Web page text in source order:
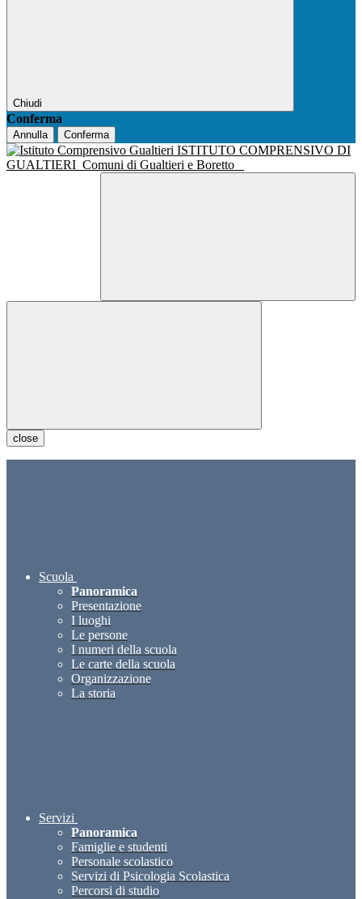
Chiudi
Conferma
Annulla Conferma
ISTITUTO COMPRENSIVO DI
GUALTIERI Comuni di Gualtieri e Boretto
close
Scuola
Panoramica
Presentazione
I luoghi
Le persone
I numeri della scuola
Le carte della scuola
Organizzazione
La storia
Servizi
Panoramica
Famiglie e studenti
Personale scolastico
Servizi di Psicologia Scolastica
Percorsi di studio